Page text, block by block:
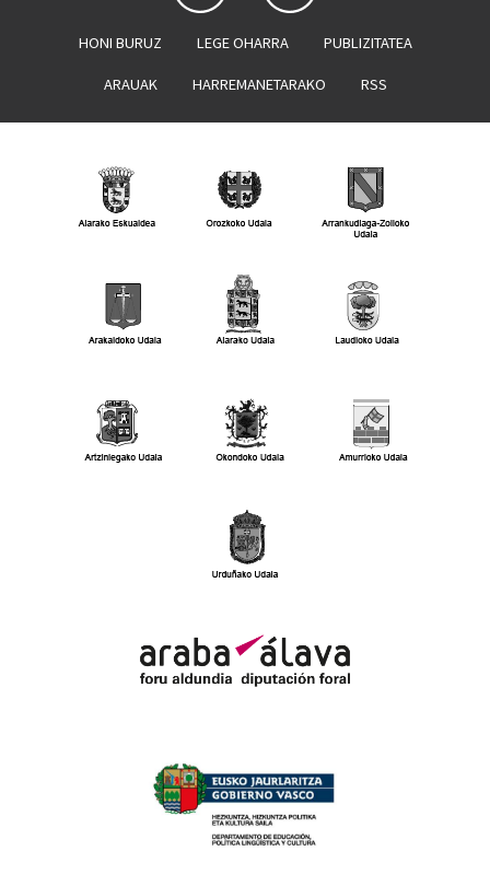
HONI BURUZ LEGE OHARRA PUBLIZITATEA
ARAUAK HARREMANETARAKO RSS